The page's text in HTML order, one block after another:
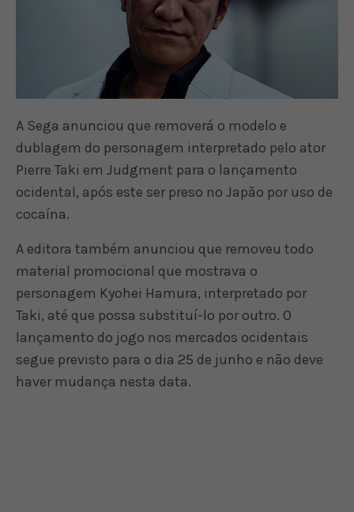
A Sega anunciou que removerá o modelo e
dublagem do personagem interpretado pelo ator
Pierre Taki em Judgment para o lançamento
ocidental, após este ser preso no Japão por uso de
cocaína.
A editora também anunciou que removeu todo
material promocional que mostrava o
personagem Kyohei Hamura, interpretado por
Taki, até que possa substituí-lo por outro. O
lançamento do jogo nos mercados ocidentais
segue previsto para o dia 25 de junho e não deve
haver mudança nesta data.